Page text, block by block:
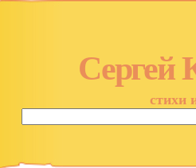
Сергей
стихи